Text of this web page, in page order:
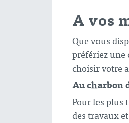
A vos
Que vous
préfériez une
choisir votre
Au charbon
Pour les plus
des travaux